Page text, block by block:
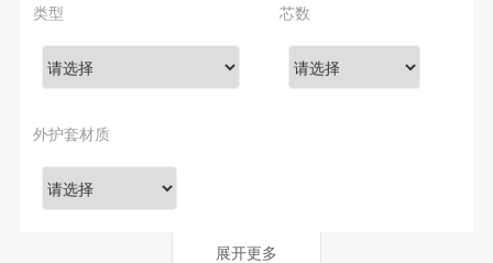
类型 芯数
外护套材质
展开更多